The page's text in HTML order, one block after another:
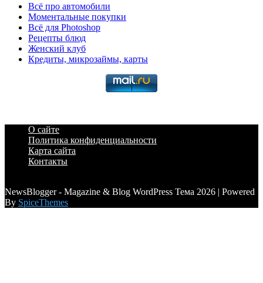
Всё про автомобили
Моментальные покупки
Всё для Photoshop
Рецепты блюд
Женский клуб
Кредиты, микрозаймы, карты
О сайте
Политика конфиденциальности
Карта сайта
Контакты
NewsBlogger - Magazine & Blog WordPress Тема 2026 | Powered
By SpiceThemes